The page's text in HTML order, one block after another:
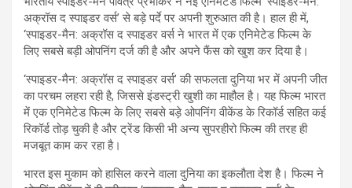
अक्रॉस द स्पाइडर वर्स’ से बड़े पर्दे पर अपनी शुरुआत की है। हाल ही में,
‘स्पाइडर-मैन: अक्रॉस द स्पाइडर वर्स ने भारत में एक एनिमेटेड फिल्म के
लिए सबसे बड़ी ओपनिंग दर्ज की है और अपने फैंस को खुश कर दिया है।
‘स्पाइडर-मैन: अक्रॉस द स्पाइडर वर्स’ की सफलता दुनिया भर में अपनी जीत
का परचम लहरा रही है, जिससे इंडस्ट्री खुशी का माहौल है। यह फिल्म भारत
में एक एनिमेटेड फिल्म के लिए सबसे बड़े ओपनिंग वीकेंड के रिकॉर्ड सहित कई
रिकॉर्ड तोड़ चुकी है और ट्रेंड किसी भी अन्य सुपरहीरो फिल्म की तरह ही
मजबूत काम कर रहा है।
भारत इस मुकाम को हासिल करने वाला दुनिया का इकलौता देश है। फिल्म ने